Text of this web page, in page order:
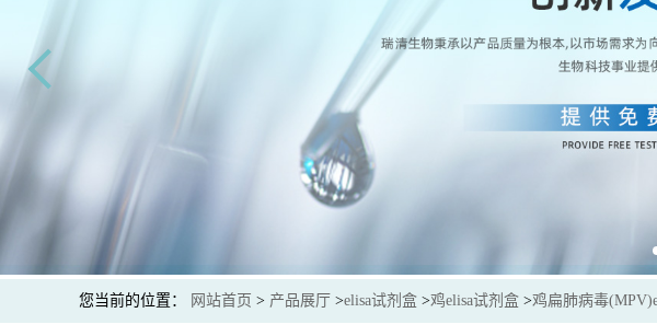
您当前的位置： 网站首页 > 产品展厅 >elisa试剂盒 >鸡elisa试剂盒 >鸡扁肺病毒